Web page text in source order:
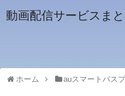
動画配信サービスま
ホーム auスマートパス